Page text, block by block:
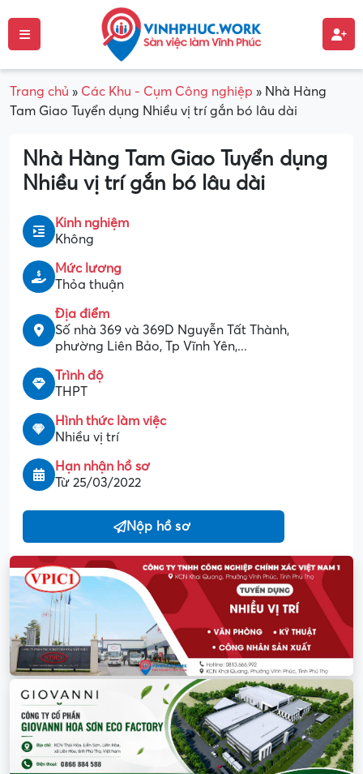
Trang chủ » Các Khu - Cụm Công nghiệp » Nhà Hàng
Tam Giao Tuyển dụng Nhiều vị trí gắn bó lâu dài
Nhà Hàng Tam Giao Tuyển dụng
Nhiều vị trí gắn bó lâu dài
Kinh nghiệm
Không
Mức lương
Thỏa thuận
Địa điểm
Số nhà 369 và 369D Nguyễn Tất Thành,
phường Liên Bảo, Tp Vĩnh Yên,...
Trình độ
THPT
Hình thức làm việc
Nhiều vị trí
Hạn nhận hồ sơ
Từ 25/03/2022
Nộp hồ sơ